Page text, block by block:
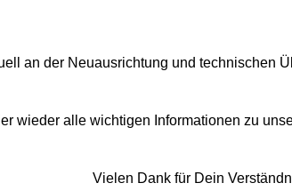
an der Neuausrichtung und technischen
wieder alle wichtigen Informationen zu
Vielen Dank für Dein